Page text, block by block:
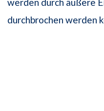
werden durch äußere
durchbrochen werden